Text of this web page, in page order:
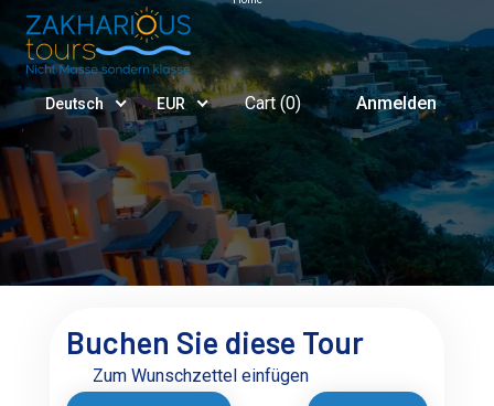
Deutsch EUR Cart (0) Anmelden
Buchen Sie diese Tour
Zum Wunschzettel einfügen